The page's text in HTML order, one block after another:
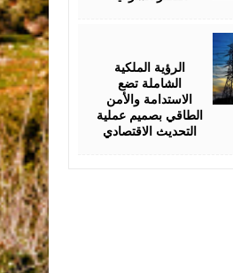
الرؤية الملكية
الشاملة تضع
الاستدامة والأمن
الطاقي بصميم عملية
التحديث الاقتصادي